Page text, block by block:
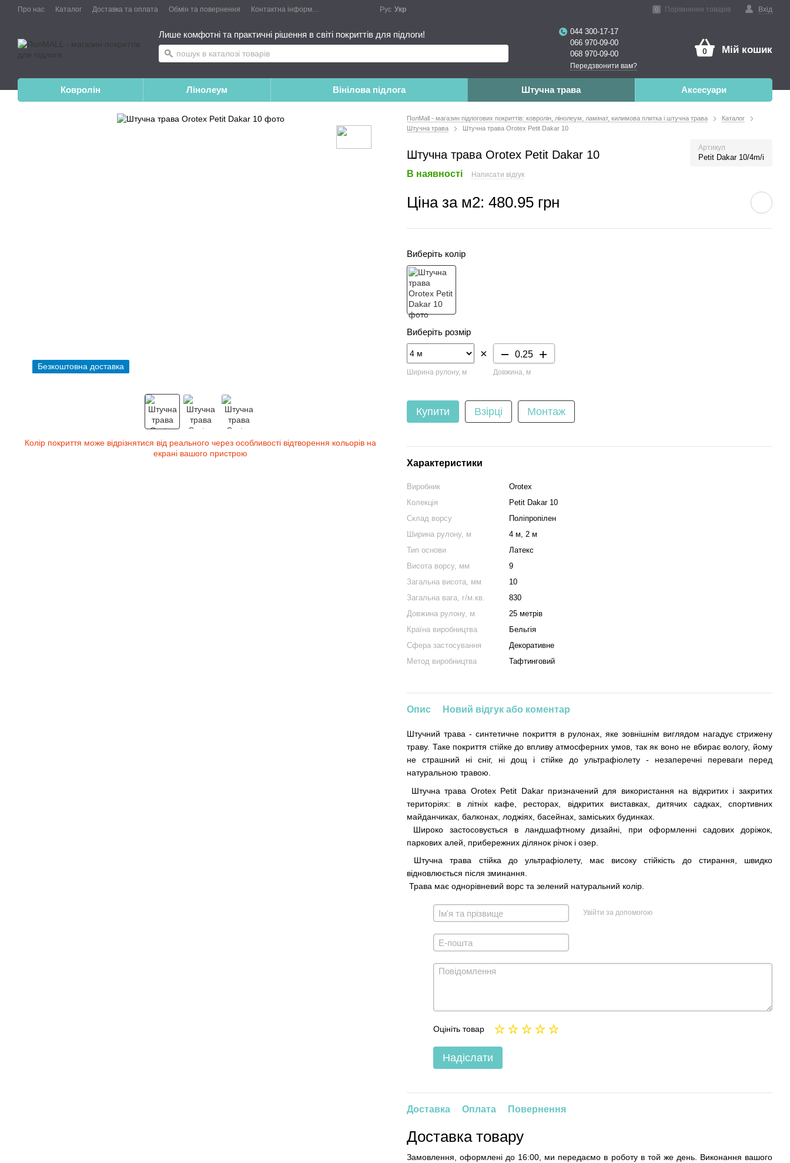
Про нас Каталог Доставка та оплата Обмін та повернення Контактна інформація Публічний договір Вхід
0 Порівняння товарів
Рус Укр
Лише комфотні та практичні рішення в світі покриттів для підлоги!
044 300-17-17
066 970-09-00
068 970-09-00
Передзвонити вам?
0 Мій кошик
Ковролін Лінолеум Вінілова підлога Штучна трава Аксесуари
Безкоштовна доставка
Колір покриття може відрізнятися від реального через особливості відтворення кольорів на
екрані вашого пристрою
ПолMall - магазин підлогових покриттів: ковролін, лінолеум, ламінат, килимова плитка і штучна трава
Каталог
Штучна трава
Штучна трава Orotex Petit Dakar 10
Штучна трава Orotex Petit Dakar 10
Артикул
Petit Dakar 10/4m/i
В наявності Написати відгук
Ціна за м2: 480.95 грн
Виберіть колір
Виберіть розмір
Ширина рулону, м
×
Довжина, м
Купити Взірці Монтаж
Характеристики
Виробник
Orotex
Колекція
Petit Dakar 10
Склад ворсу
Поліпропілен
Ширина рулону, м
4 м, 2 м
Тип основи
Латекс
Висота ворсу, мм
9
Загальна висота, мм
10
Загальна вага, г/м.кв.
830
Довжина рулону, м
25 метрів
Країна виробництва
Бельгія
Сфера застосування
Декоративне
Метод виробництва
Тафтинговий
Опис Новий відгук або коментар
Штучний трава - синтетичне покриття в рулонах, яке зовнішнім виглядом нагадує стрижену
траву. Таке покриття стійке до впливу атмосферних умов, так як воно не вбирає вологу, йому
не страшний ні сніг, ні дощ і стійке до ультрафіолету - незаперечні переваги перед
натуральною травою.
Штучна трава Orotex Petit Dakar призначений для використання на відкритих і закритих
територіях: в літніх кафе, ресторах, відкритих виставках, дитячих садках, спортивних
майданчиках, балконах, лоджіях, басейнах, заміських будинках.
Широко застосовується в ландшафтному дизайні, при оформленні садових доріжок,
паркових алей, прибережних ділянок річок і озер.
Штучна трава стійка до ультрафіолету, має високу стійкість до стирання, швидко
відновлюється після зминання.
Трава має однорівневий ворс та зелений натуральний колір.
Увійти за допомогою
Оцініть товар
Надіслати
Доставка Оплата Повернення
Доставка товару
Замовлення, оформлені до 16:00, ми передаємо в роботу в той же день. Виконання вашого